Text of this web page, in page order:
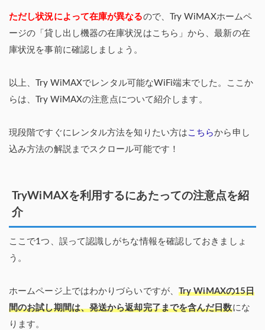
ただし状況によって在庫が異なるので、Try WiMAXホームペ
ージの「貸し出し機器の在庫状況はこちら」から、最新の在
庫状況を事前に確認しましょう。
以上、Try WiMAXでレンタル可能なWiFi端末でした。ここか
らは、Try WiMAXの注意点について紹介します。
現段階ですぐにレンタル方法を知りたい方は こちらから申し
込み方法の解説までスクロール可能です！
TryWiMAXを利用するにあたっての注意点を紹
介
ここで1つ、誤って認識しがちな情報を確認しておきましょ
う。
ホームページ上ではわかりづらいですが、 Try WiMAXの15日
間のお試し期間は、発送から返却完了までを含んだ日数にな
ります。